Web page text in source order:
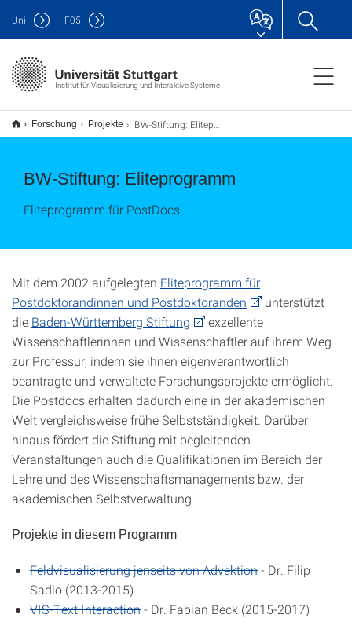
Institut für Visualisierung und Interaktive Systeme
Uni F05
Forschung Projekte BW-Stiftung: Eliteprogramm
BW-Stiftung: Eliteprogramm
Eliteprogramm für PostDocs
Mit dem 2002 aufgelegten Eliteprogramm für
Postdoktorandinnen und Postdoktoranden
unterstützt
die Baden-Württemberg Stiftung
exzellente
Wissenschaftlerinnen und Wissenschaftler auf ihrem Weg
zur Professur, indem sie ihnen eigenverantwortlich
beantragte und verwaltete Forschungsprojekte ermöglicht.
Die Postdocs erhalten dadurch eine in der akademischen
Welt vergleichsweise frühe Selbstständigkeit. Darüber
hinaus fördert die Stiftung mit begleitenden
Veranstaltungen auch die Qualifikationen im Bereich der
Lehre und des Wissenschaftsmanagements bzw. der
akademischen Selbstverwaltung.
Projekte in diesem Programm
Feldvisualisierung jenseits von Advektion- Dr. Filip
Sadlo (2013-2015)
VIS-Text Interaction- Dr. Fabian Beck (2015-2017)